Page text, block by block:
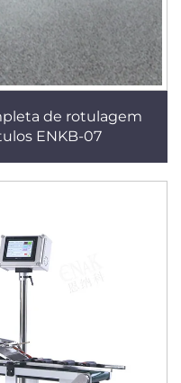
de rotulagem
ENKB-07